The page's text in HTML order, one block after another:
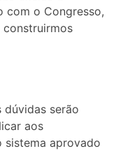
com o Congresso,
dúvidas serão
aos
sistema aprovado